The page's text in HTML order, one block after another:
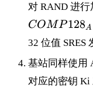
对 RAND 进行
COM P128A
32 位值 SRES
基站同样使用
对应的密钥 Ki